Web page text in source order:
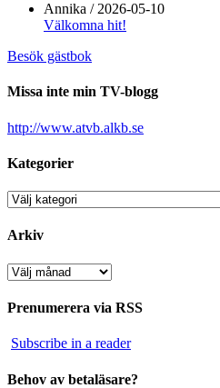
Annika / 2026-05-10
Välkomna hit!
Besök gästbok
Missa inte min TV-blogg
http://www.atvb.alkb.se
Kategorier
Kategorier
Arkiv
Arkiv
Prenumerera via RSS
Subscribe in a reader
Behov av betaläsare?